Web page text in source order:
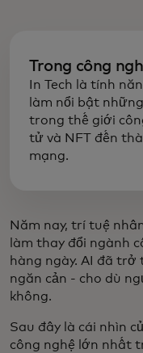
Trong công
In Tech là tính
làm nổi bật
trong thế giới
tử và NFT đến
mạng.
Năm nay, trí tuệ
làm thay đổi ngành
hàng ngày. AI đã
ngăn cản - cho dù
không.
Sau đây là cái nhìn
công nghệ lớn nhất